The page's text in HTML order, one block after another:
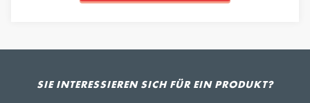
SIE INTERESSIEREN SICH FÜR EIN PRODUKT?